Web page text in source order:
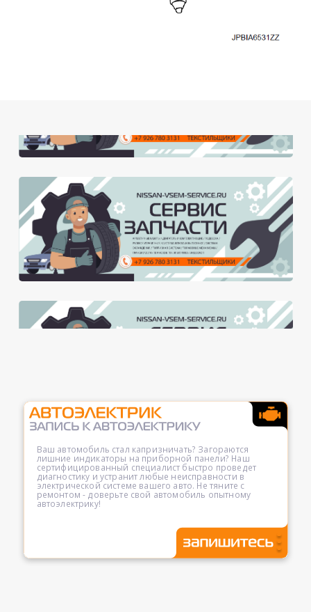
Ваш автомобиль стал капризничать? Загораются
лишние индикаторы на приборной панели? Наш
сертифицированный специалист быстро проведет
диагностику и устранит любые неисправности в
электрической системе вашего авто. Не тяните с
ремонтом - доверьте свой автомобиль опытному
автоэлектрику!